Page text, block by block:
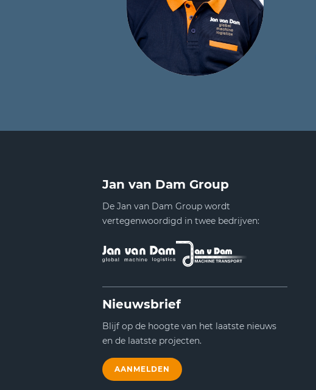
Jan van Dam Group
De Jan van Dam Group wordt
vertegenwoordigd in twee bedrijven:
Nieuwsbrief
Blijf op de hoogte van het laatste nieuws
en de laatste projecten.
AANMELDEN